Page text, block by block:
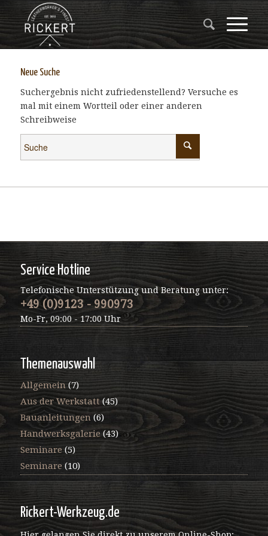
Neue Suche
Suchergebnis nicht zufriedenstellend? Versuche es
mal mit einem Wortteil oder einer anderen
Schreibweise
Service Hotline
Telefonische Unterstützung und Beratung unter:
+49 (0)9123 - 990973
Mo-Fr, 09:00 - 17:00 Uhr
Themenauswahl
Allgemein(7)
Aus der Werkstatt(45)
Bauanleitungen(6)
Handwerksgalerie(43)
Seminare (5)
Seminare(10)
Rickert-Werkzeug.de